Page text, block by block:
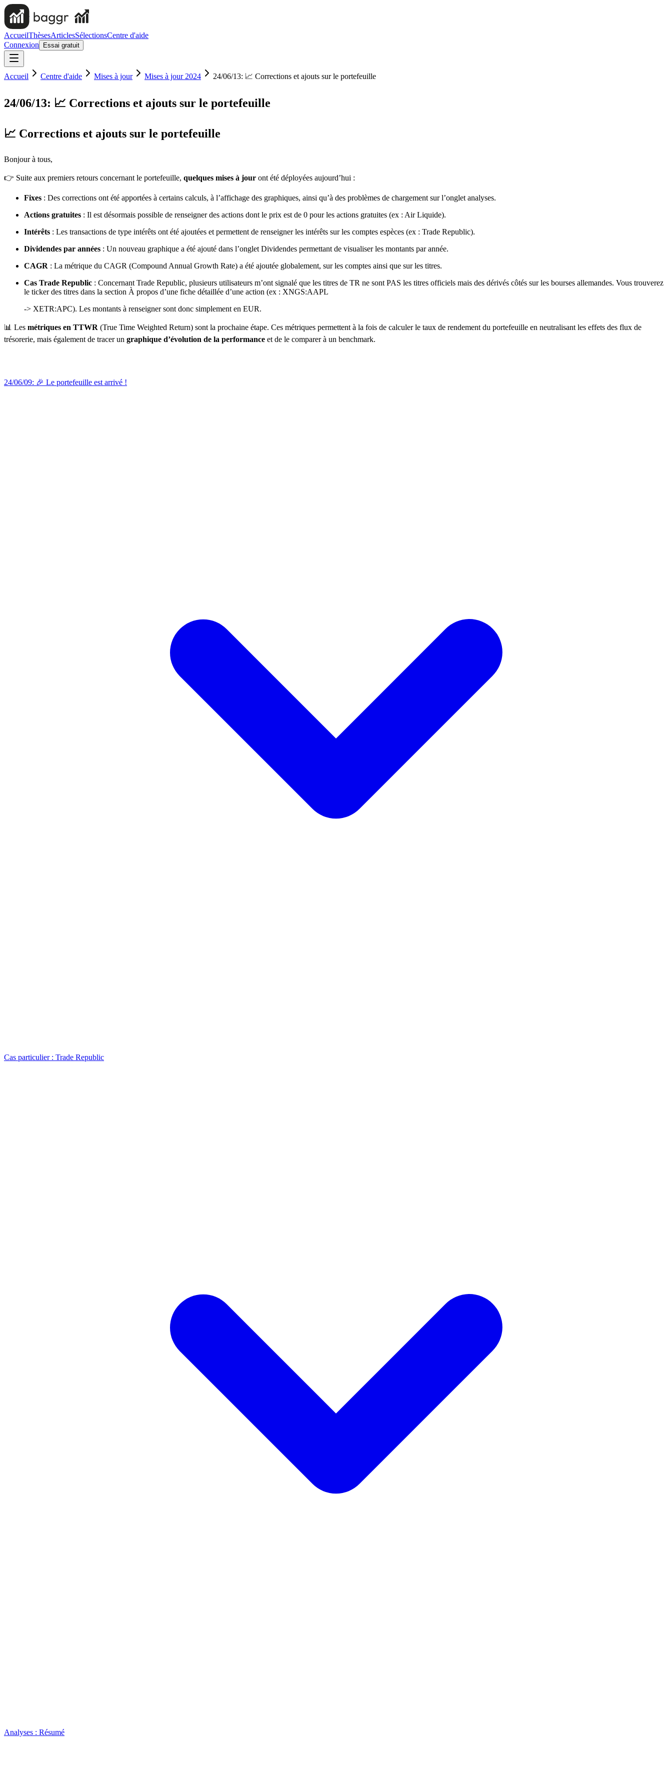
AccueilThèsesArticlesSélectionsCentre d'aide
Connexion
Essai gratuit
Accueil Centre d'aide Mises à jour Mises à jour 2024 24/06/13: 📈 Corrections et ajouts sur le portefeuille
24/06/13: 📈 Corrections et ajouts sur le portefeuille
📈 Corrections et ajouts sur le portefeuille
Bonjour à tous,
👉 Suite aux premiers retours concernant le portefeuille, quelques mises à jour ont été déployées aujourd’hui :
Fixes : Des corrections ont été apportées à certains calculs, à l’affichage des graphiques, ainsi qu’à des problèmes de chargement sur l’onglet analyses.
Actions gratuites : Il est désormais possible de renseigner des actions dont le prix est de 0 pour les actions gratuites (ex : Air Liquide).
Intérêts : Les transactions de type intérêts ont été ajoutées et permettent de renseigner les intérêts sur les comptes espèces (ex : Trade Republic).
Dividendes par années : Un nouveau graphique a été ajouté dans l’onglet Dividendes permettant de visualiser les montants par année.
CAGR : La métrique du CAGR (Compound Annual Growth Rate) a été ajoutée globalement, sur les comptes ainsi que sur les titres.
Cas Trade Republic : Concernant Trade Republic, plusieurs utilisateurs m’ont signalé que les titres de TR ne sont PAS les titres officiels mais des dérivés côtés sur les bourses allemandes. Vous trouverez
le ticker des titres dans la section À propos d’une fiche détaillée d’une action (ex : XNGS:AAPL
-> XETR:APC). Les montants à renseigner sont donc simplement en EUR.
📊 Les métriques en TTWR (True Time Weighted Return) sont la prochaine étape. Ces métriques permettent à la fois de calculer le taux de rendement du portefeuille en neutralisant les effets des flux de
trésorerie, mais également de tracer un graphique d’évolution de la performance et de le comparer à un benchmark.
24/06/09: 🎉 Le portefeuille est arrivé !
Cas particulier : Trade Republic
Analyses : Résumé